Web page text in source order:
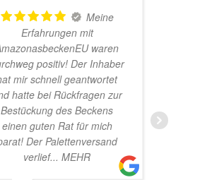
TOP
Hardscape im Laden und
sehr nette Beratung! Ich bin
super Glücklich mit meinem
Beståbecken